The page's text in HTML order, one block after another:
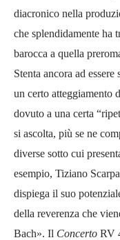
diacronico nella
che splendidamente ha
barocca a quella
Stenta ancora ad
un certo atteggiamento
dovuto a una certa
si ascolta, più se ne
diverse sotto cui
esempio, Tiziano
dispiega il suo
della reverenza che
Bach». Il Concerto RV